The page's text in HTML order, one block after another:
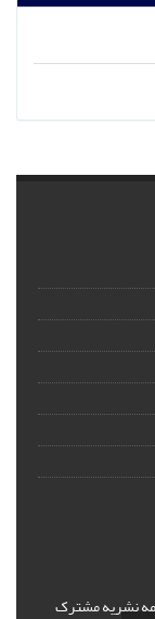
نشریه مشترک